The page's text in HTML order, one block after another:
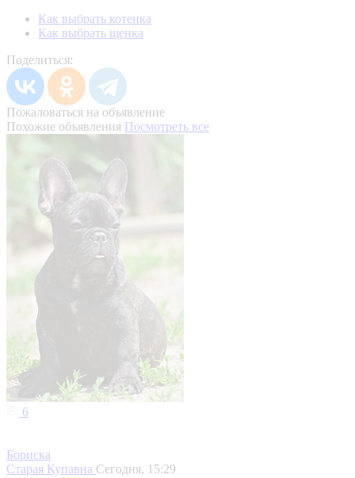
Как выбрать котенка
Как выбрать щенка
Поделиться:
Пожаловаться на объявление
Похожие объявления Посмотреть все
6
Бориска
Старая Купавна Сегодня, 15:29